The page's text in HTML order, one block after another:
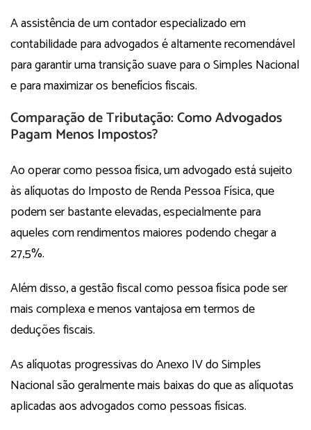
A assistência de um contador especializado em
contabilidade para advogados é altamente recomendável
para garantir uma transição suave para o Simples Nacional
e para maximizar os benefícios fiscais.
Comparação de Tributação: Como Advogados
Pagam Menos Impostos?
Ao operar como pessoa física, um advogado está sujeito
às alíquotas do Imposto de Renda Pessoa Física, que
podem ser bastante elevadas, especialmente para
aqueles com rendimentos maiores podendo chegar a
27,5%.
Além disso, a gestão fiscal como pessoa física pode ser
mais complexa e menos vantajosa em termos de
deduções fiscais.
As alíquotas progressivas do Anexo IV do Simples
Nacional são geralmente mais baixas do que as alíquotas
aplicadas aos advogados como pessoas físicas.